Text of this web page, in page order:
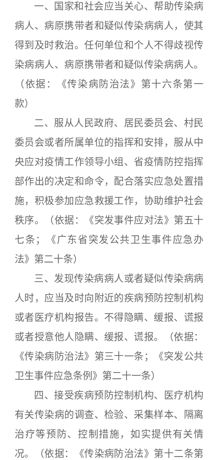
一、国家和社会应当关心、帮助传染病
病人、病原携带者和疑似传染病病人，使其
得到及时救治。任何单位和个人不得歧视传
染病病人、病原携带者和疑似传染病病人。
（依据：《传染病防治法》第十六条第一
款）
二、服从人民政府、居民委员会、村民
委员会或者所属单位的指挥和安排，服从中
央应对疫情工作领导小组、省疫情防控指挥
部作出的决定和命令，配合落实应急处置措
施，积极参加应急救援工作，协助维护社会
秩序。（依据：《突发事件应对法》第五十
七条；《广东省突发公共卫生事件应急办
法》第二十条）
三、发现传染病病人或者疑似传染病病
人时，应当及时向附近的疾病预防控制机构
或者医疗机构报告。不得隐瞒、缓报、谎报
或者授意他人隐瞒、缓报、谎报。（依据：
《传染病防治法》第三十一条；《突发公共
卫生事件应急条例》第二十一条）
四、接受疾病预防控制机构、医疗机构
有关传染病的调查、检验、采集样本、隔离
治疗等预防、控制措施，如实提供有关情
况。（依据：《传染病防治法》第十二条第